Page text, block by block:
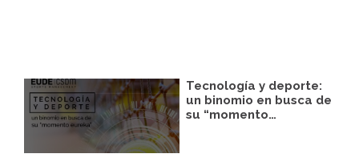
Tecnología y deporte:
un binomio en busca de
su “momento…